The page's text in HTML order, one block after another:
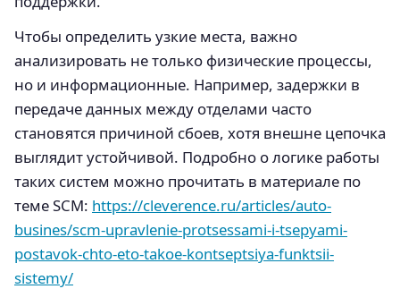
Чтобы определить узкие места, важно
анализировать не только физические процессы,
но и информационные. Например, задержки в
передаче данных между отделами часто
становятся причиной сбоев, хотя внешне цепочка
выглядит устойчивой. Подробно о логике работы
таких систем можно прочитать в материале по
теме SCM: https://cleverence.ru/articles/auto-
busines/scm-upravlenie-protsessami-i-tsepyami-
postavok-chto-eto-takoe-kontseptsiya-funktsii-
sistemy/